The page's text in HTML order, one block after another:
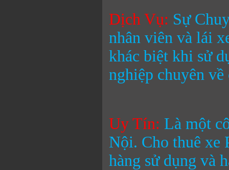
Dịch Vụ: Sự
nhân viên và lái
khác biệt khi sử
nghiệp chuyên về
Uy Tín: Là một
Nội. Cho thuê xe
hàng sử dụng và